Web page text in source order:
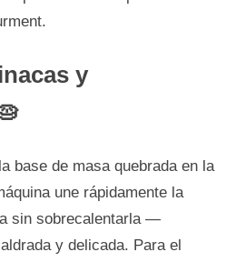
y
base de masa quebrada en la
une rápidamente la
sin sobrecalentarla —
y delicada. Para el